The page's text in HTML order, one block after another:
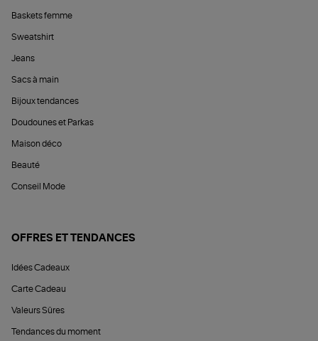
Baskets femme
Sweatshirt
Jeans
Sacs à main
Bijoux tendances
Doudounes et Parkas
Maison déco
Beauté
Conseil Mode
OFFRES ET TENDANCES
Idées Cadeaux
Carte Cadeau
Valeurs Sûres
Tendances du moment